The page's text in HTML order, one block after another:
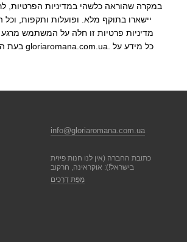
במקרה שהוראה כלשהי במדיניות הפרטיות,
יישארו בתוקף מלא. ופועלות ותקפות,
info@gloriaromana.com.ua
כתובת החברה (אין לנו חנות פיזית
בישראל!): אוקראינה, חרקוב
מַפַּת דְרָכִים